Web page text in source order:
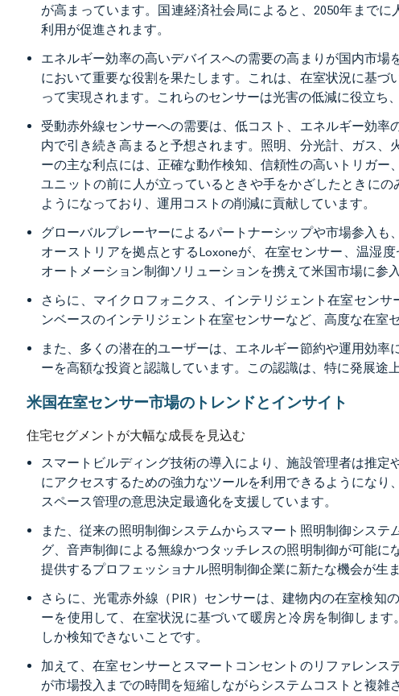
が高まっています。国連経済社会局によると、2050年まで
利用が促進されます。
エネルギー効率の高いデバイスへの需要の高まりが国内市
において重要な役割を果たします。これは、在室状況に基
って実現されます。これらのセンサーは光害の低減に役立ち
受動赤外線センサーへの需要は、低コスト、エネルギー効
内で引き続き高まると予想されます。照明、分光計、ガス
ーの主な利点には、正確な動作検知、信頼性の高いトリガー
ユニットの前に人が立っているときや手をかざしたときに
ようになっており、運用コストの削減に貢献しています。
グローバルプレーヤーによるパートナーシップや市場参入も
オーストリアを拠点とするLoxoneが、在室センサー、温湿
オートメーション制御ソリューションを携えて米国市場に参入
さらに、マイクロフォニクス、インテリジェント在室セン
ンベースのインテリジェント在室センサーなど、高度な在室
また、多くの潜在的ユーザーは、エネルギー節約や運用効
ーを高額な投資と認識しています。この認識は、特に発展途
米国在室センサー市場のトレンドとインサイト
住宅セグメントが大幅な成長を見込む
スマートビルディング技術の導入により、施設管理者は推
にアクセスするための強力なツールを利用できるようにな
スペース管理の意思決定最適化を支援しています。
また、従来の照明制御システムからスマート照明制御シス
グ、音声制御による無線かつタッチレスの照明制御が可能
提供するプロフェッショナル照明制御企業に新たな機会が生
さらに、光電赤外線（PIR）センサーは、建物内の在室検
ーを使用して、在室状況に基づいて暖房と冷房を制御しま
しか検知できないことです。
加えて、在室センサーとスマートコンセントのリファレン
が市場投入までの時間を短縮しながらシステムコストと複